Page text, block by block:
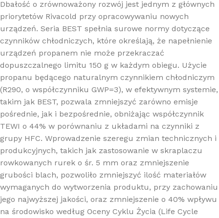
Dbałość o zrównoważony rozwój jest jednym z głównych
priorytetów Rivacold przy opracowywaniu nowych
urządzeń. Seria BEST spełnia surowe normy dotyczące
czynników chłodniczych, które określają, że napełnienie
urządzeń propanem nie może przekraczać
dopuszczalnego limitu 150 g w każdym obiegu. Użycie
propanu będącego naturalnym czynnikiem chłodniczym
(R290, o współczynniku GWP=3), w efektywnym systemie,
takim jak BEST, pozwala zmniejszyć zarówno emisje
pośrednie, jak i bezpośrednie, obniżając współczynnik
TEWI o 44% w porównaniu z układami na czynniki z
grupy HFC. Wprowadzenie szeregu zmian technicznych i
produkcyjnych, takich jak zastosowanie w skraplaczu
rowkowanych rurek o śr. 5 mm oraz zmniejszenie
grubości blach, pozwoliło zmniejszyć ilość materiałów
wymaganych do wytworzenia produktu, przy zachowaniu
jego najwyższej jakości, oraz zmniejszenie o 40% wpływu
na środowisko według Oceny Cyklu Życia (Life Cycle